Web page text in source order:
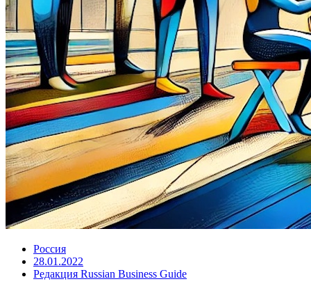
Россия
28.01.2022
Редакция Russian Business Guide